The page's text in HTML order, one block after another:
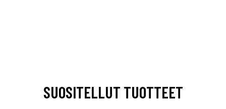
SUOSITELLUT TUOTTEET